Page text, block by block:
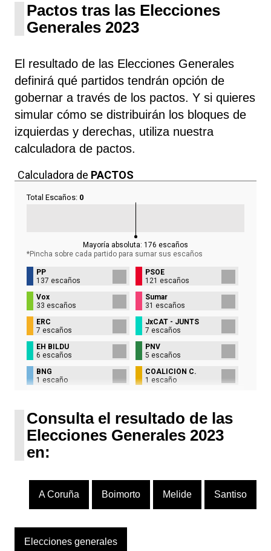
Pactos tras las Elecciones
Generales 2023
El resultado de las Elecciones Generales
definirá qué partidos tendrán opción de
gobernar a través de los pactos. Y si quieres
simular cómo se distribuirán los bloques de
izquierdas y derechas, utiliza nuestra
calculadora de pactos.
Calculadora de PACTOS
Total Escaños: 0
Mayoría absoluta: 176 escaños
*Pincha sobre cada partido para sumar sus escaños
PP
137 escaños
PSOE
121 escaños
Vox
33 escaños
Sumar
31 escaños
ERC
7 escaños
JxCAT - JUNTS
7 escaños
EH BILDU
6 escaños
PNV
5 escaños
BNG
1 escaño
COALICIÓN C.
1 escaño
Consulta el resultado de las
Elecciones Generales 2023
en:
A Coruña Boimorto Melide Santiso
Elecciones generales